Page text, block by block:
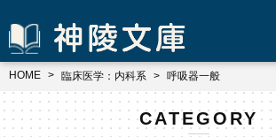
HOME 臨床医学：内科系 呼吸器一般
CATEGORY